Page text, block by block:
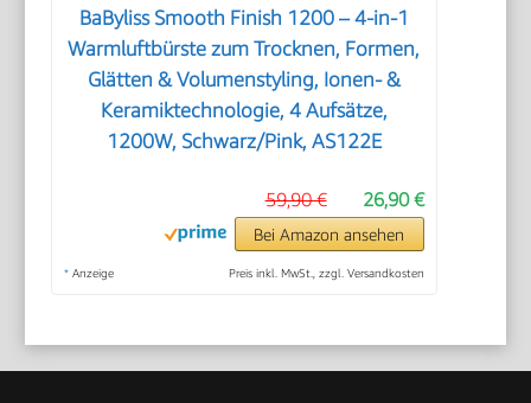
BaByliss Smooth Finish 1200 – 4‑in‑1
Warmluftbürste zum Trocknen, Formen,
Glätten & Volumenstyling, Ionen‑ &
Keramiktechnologie, 4 Aufsätze,
1200W, Schwarz/Pink, AS122E
26,90 €
59,90 €
Bei Amazon ansehen
* Anzeige Preis inkl. MwSt., zzgl. Versandkosten